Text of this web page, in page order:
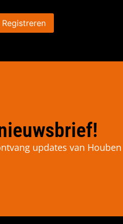
Registreren
updates van Houben